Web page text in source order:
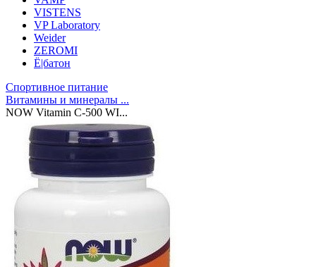
VISTENS
VP Laboratory
Weider
ZEROMI
Ё|батон
Спортивное питание
Витамины и минералы ...
NOW Vitamin C-500 WI...